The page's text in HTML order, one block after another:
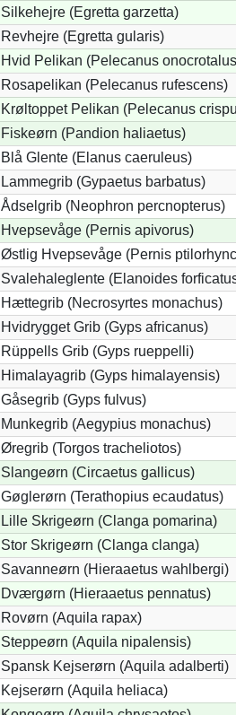
Silkehejre (Egretta garzetta)
Revhejre (Egretta gularis)
Hvid Pelikan (Pelecanus
Rosapelikan (Pelecanus rufescens)
Krøltoppet Pelikan (Pelecanus
Fiskeørn (Pandion haliaetus)
Blå Glente (Elanus caeruleus)
Lammegrib (Gypaetus barbatus)
Ådselgrib (Neophron percnopterus)
Hvepsevåge (Pernis apivorus)
Østlig Hvepsevåge (Pernis
Svalehaleglente (Elanoides
Hættegrib (Necrosyrtes monachus)
Hvidrygget Grib (Gyps africanus)
Rüppells Grib (Gyps rueppelli)
Himalayagrib (Gyps himalayensis)
Gåsegrib (Gyps fulvus)
Munkegrib (Aegypius monachus)
Øregrib (Torgos tracheliotos)
Slangeørn (Circaetus gallicus)
Gøglerørn (Terathopius ecaudatus)
Lille Skrigeørn (Clanga pomarina)
Stor Skrigeørn (Clanga clanga)
Savanneørn (Hieraaetus wahlbergi)
Dværgørn (Hieraaetus pennatus)
Rovørn (Aquila rapax)
Steppeørn (Aquila nipalensis)
Spansk Kejserørn (Aquila adalberti)
Kejserørn (Aquila heliaca)